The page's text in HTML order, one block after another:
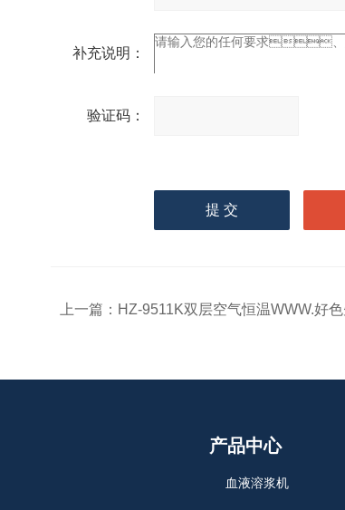
补充说明：
验证码：
输入计算结果（填写阿拉
上一篇： HZ-9511K双层空气恒温WWW.好
产品中心
血液溶浆机